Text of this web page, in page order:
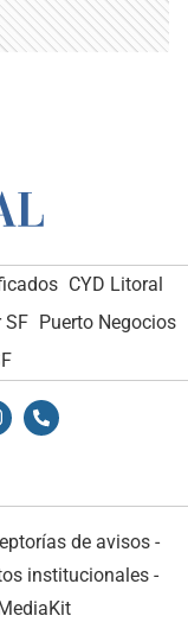
CYD Litoral
SF Puerto Negocios
de avisos -
institucionales -
MediaKit